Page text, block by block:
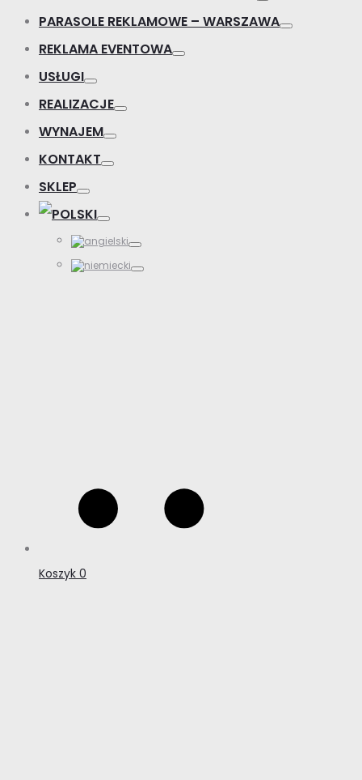
PARASOLE REKLAMOWE – WARSZAWA
REKLAMA EVENTOWA
USŁUGI
REALIZACJE
WYNAJEM
KONTAKT
SKLEP
Koszyk 0